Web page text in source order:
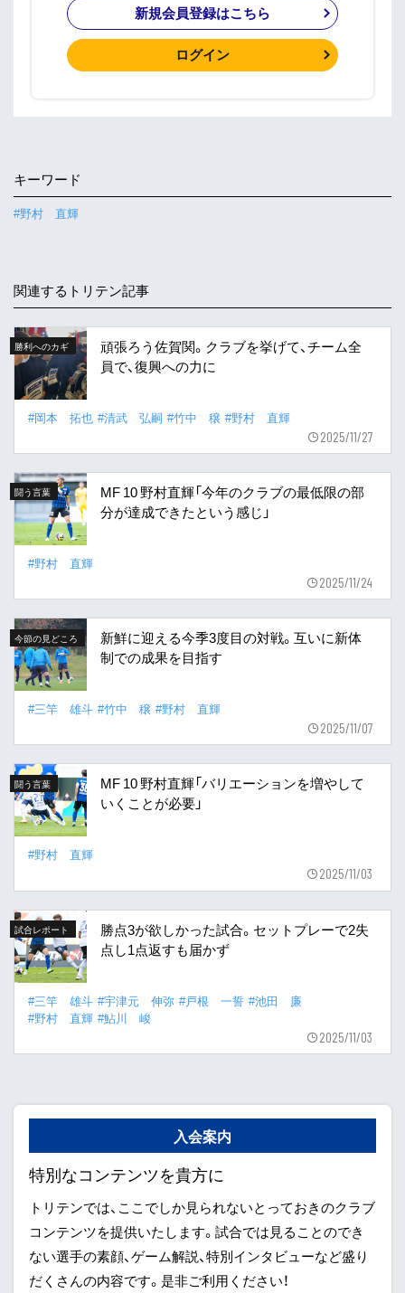
新規会員登録はこちら
ログイン
キーワード
#野村 直輝
関連するトリテン記事
勝利へのカギ
頑張ろう佐賀関。クラブを挙げて、チーム全
員で、復興への力に
#岡本 拓也 #清武 弘嗣 #竹中 穣 #野村 直輝
2025/11/27
闘う言葉
MF 10 野村直輝「今年のクラブの最低限の部
分が達成できたという感じ」
#野村 直輝
2025/11/24
今節の見どころ
新鮮に迎える今季3度目の対戦。互いに新体
制での成果を目指す
#三竿 雄斗 #竹中 穣 #野村 直輝
2025/11/07
闘う言葉
MF 10 野村直輝「バリエーションを増やして
いくことが必要」
#野村 直輝
2025/11/03
試合レポート
勝点3が欲しかった試合。セットプレーで2失
点し1点返すも届かず
#三竿 雄斗 #宇津元 伸弥 #戸根 一誓 #池田 廉
#野村 直輝 #鮎川 峻
2025/11/03
入会案内
特別なコンテンツを貴方に
トリテンでは、ここでしか見られないとっておきのクラブ
コンテンツを提供いたします。試合では見ることのでき
ない選手の素顔、ゲーム解説、特別インタビューなど盛り
だくさんの内容です。是非ご利用ください！